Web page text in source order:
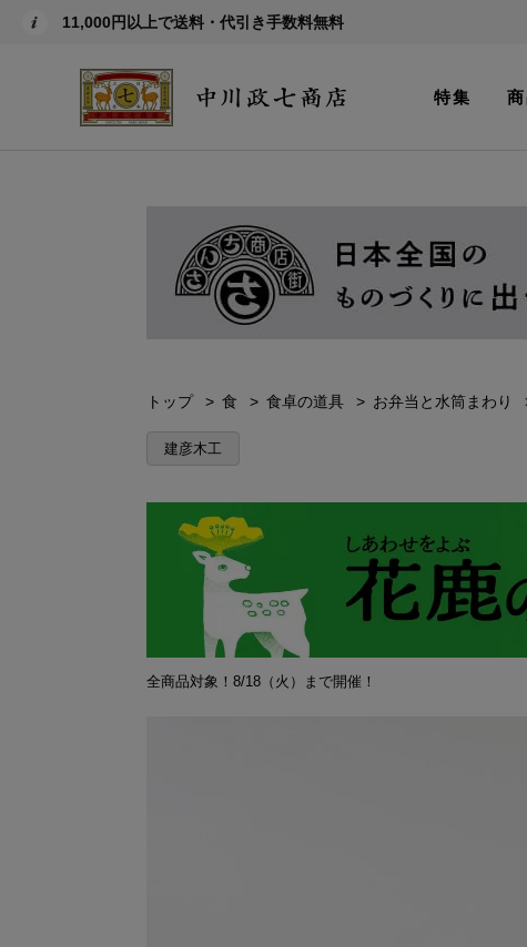
11,000円以上で送料・代引き手数料無料
特集
トップ 食 食卓の道具 お弁当と水筒まわり
建彦木工
全商品対象！8/18（火）まで開催！